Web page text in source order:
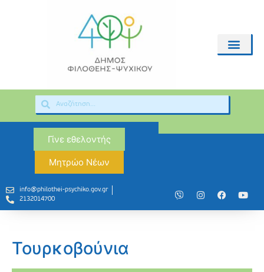
Γίνε εθελοντής
Μητρώο Νέων
info@philothei-psychiko.gov.gr
2132014700
Τουρκοβούνια